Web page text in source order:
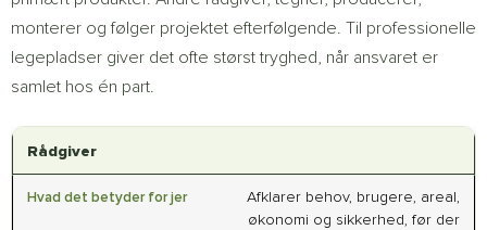
monterer og følger projektet efterfølgende. Til professionelle
legepladser giver det ofte størst tryghed, når ansvaret er
samlet hos én part.
Rådgiver
Afklarer behov, brugere, areal,
økonomi og sikkerhed, før der